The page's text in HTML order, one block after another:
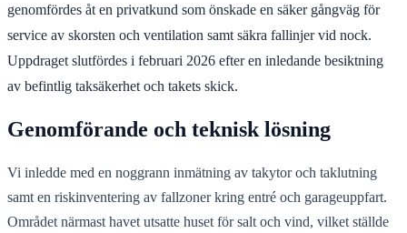
genomfördes åt en privatkund som önskade en säker gångväg för
service av skorsten och ventilation samt säkra fallinjer vid nock.
Uppdraget slutfördes i februari 2026 efter en inledande besiktning
av befintlig taksäkerhet och takets skick.
Genomförande och teknisk lösning
Vi inledde med en noggrann inmätning av takytor och taklutning
samt en riskinventering av fallzoner kring entré och garageuppfart.
Området närmast havet utsatte huset för salt och vind, vilket ställde